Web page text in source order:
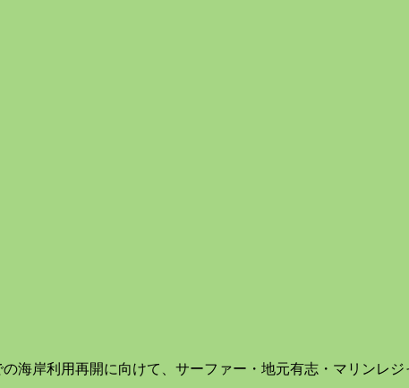
海岸利用再開に向けて、サーファー・地元有志・マリンレ